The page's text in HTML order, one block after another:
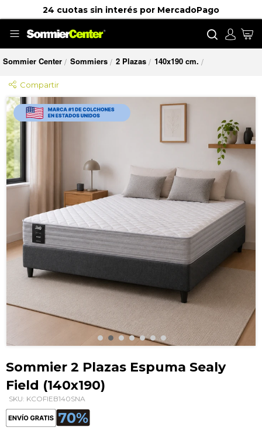
24 cuotas sin interés por MercadoPago
Buscar
Sommier Center / Sommiers / 2 Plazas / 140x190 cm. /
Compartir
Saltar
al
final
de
la
galería
de
imágenes
al
comienzo
de
la
galería
de
Sommier 2 Plazas Espuma Sealy
Field (140x190)
SKU: KCOFIEB140SNA